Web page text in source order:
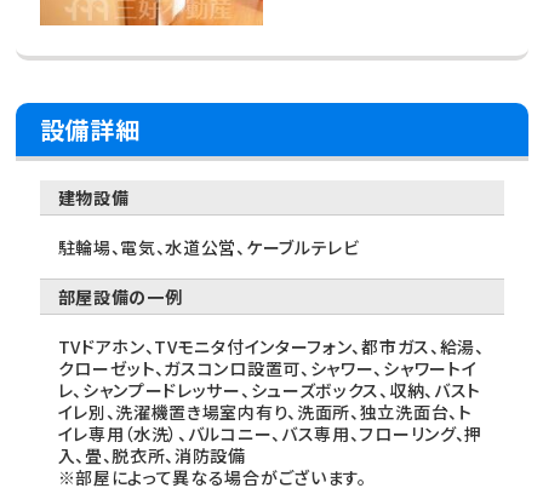
設備詳細
建物設備
駐輪場、電気、水道公営、ケーブルテレビ
部屋設備の一例
TVドアホン、TVモニタ付インターフォン、都市ガス、給湯、
クローゼット、ガスコンロ設置可、シャワー、シャワートイ
レ、シャンプードレッサー、シューズボックス、収納、バスト
イレ別、洗濯機置き場室内有り、洗面所、独立洗面台、ト
イレ専用（水洗）、バルコニー、バス専用、フローリング、押
入、畳、脱衣所、消防設備
※部屋によって異なる場合がございます。